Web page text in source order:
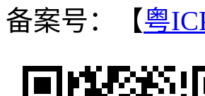
备案号：【粤